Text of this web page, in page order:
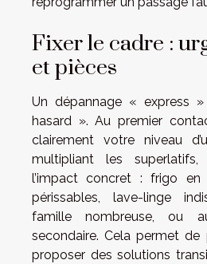
Fixer le cadre :
et pièces
Un dépannage « express
hasard ». Au premier
clairement votre niveau
multipliant les
l’impact concret : frigo en
périssables, lave-linge
famille nombreuse, ou
secondaire. Cela permet de
proposer des solutions